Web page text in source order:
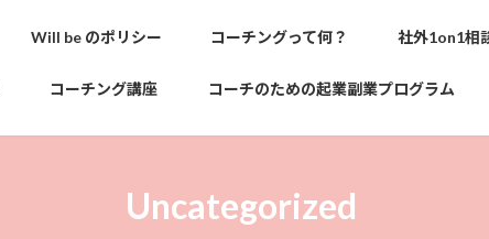
Will be のポリシー コーチングって何？ 社外1on1相
コーチング講座 コーチのための起業副業プログラム
Uncategorized